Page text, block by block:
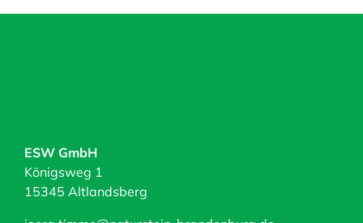
ESW GmbH
Königsweg 1
15345 Altlandsberg